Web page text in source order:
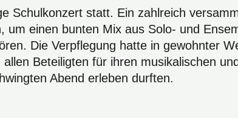
Schulkonzert statt. Ein zahlreich
einen bunten Mix aus Solo- und
Die Verpflegung hatte in gewohnter
Beteiligten für ihren musikalischen
Abend erleben durften.